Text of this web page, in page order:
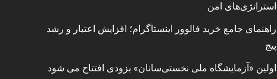
استراتژی‌های امن
راهنمای جامع خرید فالوور اینستاگرام؛ افزایش اعتبار و رشد
پیج
اولین «آزمایشگاه ملی نخستی‌سانان» بزودی افتتاح می شود